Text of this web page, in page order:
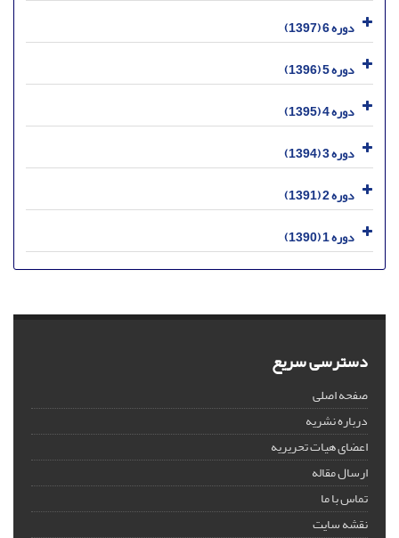
دوره 6 (1397)
دوره 5 (1396)
دوره 4 (1395)
دوره 3 (1394)
دوره 2 (1391)
دوره 1 (1390)
دسترسی سریع
صفحه اصلی
درباره نشریه
اعضای هیات تحریریه
ارسال مقاله
تماس با ما
نقشه سایت